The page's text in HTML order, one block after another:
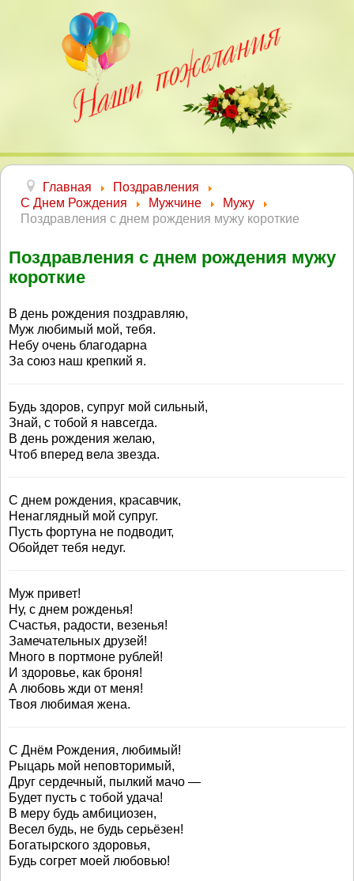
Главная
Поздравления
С Днем Рождения
Мужчине
Мужу
Поздравления с днем рождения мужу короткие
Поздравления с днем рождения мужу
короткие
В день рождения поздравляю,
Муж любимый мой, тебя.
Небу очень благодарна
За союз наш крепкий я.
Будь здоров, супруг мой сильный,
Знай, с тобой я навсегда.
В день рождения желаю,
Чтоб вперед вела звезда.
С днем рождения, красавчик,
Ненаглядный мой супруг.
Пусть фортуна не подводит,
Обойдет тебя недуг.
Муж привет!
Ну, с днем рожденья!
Счастья, радости, везенья!
Замечательных друзей!
Много в портмоне рублей!
И здоровье, как броня!
А любовь жди от меня!
Твоя любимая жена.
С Днём Рождения, любимый!
Рыцарь мой неповторимый,
Друг сердечный, пылкий мачо —
Будет пусть с тобой удача!
В меру будь амбициозен,
Весел будь, не будь серьёзен!
Богатырского здоровья,
Будь согрет моей любовью!